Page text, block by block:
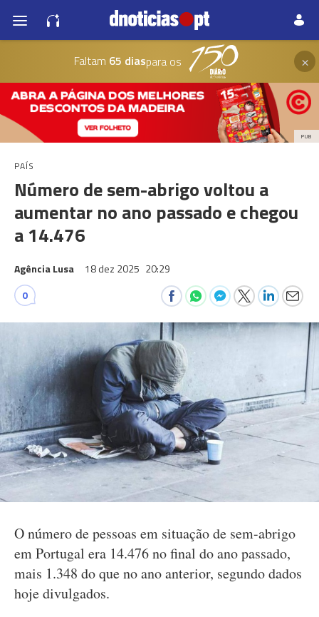
Faltam 65 diaspara os ×
PUB
PAÍS
Número de sem-abrigo voltou a
aumentar no ano passado e chegou
a 14.476
Agência Lusa 18 dez 2025 20:29
0
O número de pessoas em situação de sem-abrigo
em Portugal era 14.476 no final do ano passado,
mais 1.348 do que no ano anterior, segundo dados
hoje divulgados.